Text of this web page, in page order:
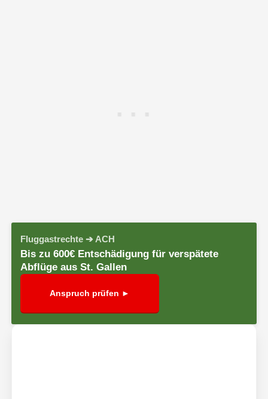
Fluggastrechte ➔ ACH
Bis zu 600€ Entschädigung für verspätete
Abflüge aus St. Gallen
Anspruch prüfen ►